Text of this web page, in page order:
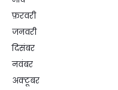
फ़रवरी
जनवरी
दिसंबर
नवंबर
अक्टूबर